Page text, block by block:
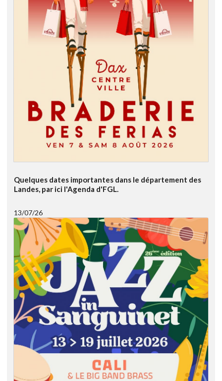
Quelques dates importantes dans le département des
Landes, par ici l'Agenda d'FGL.
13/07/26